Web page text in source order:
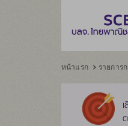
หน้าแรก รายการ